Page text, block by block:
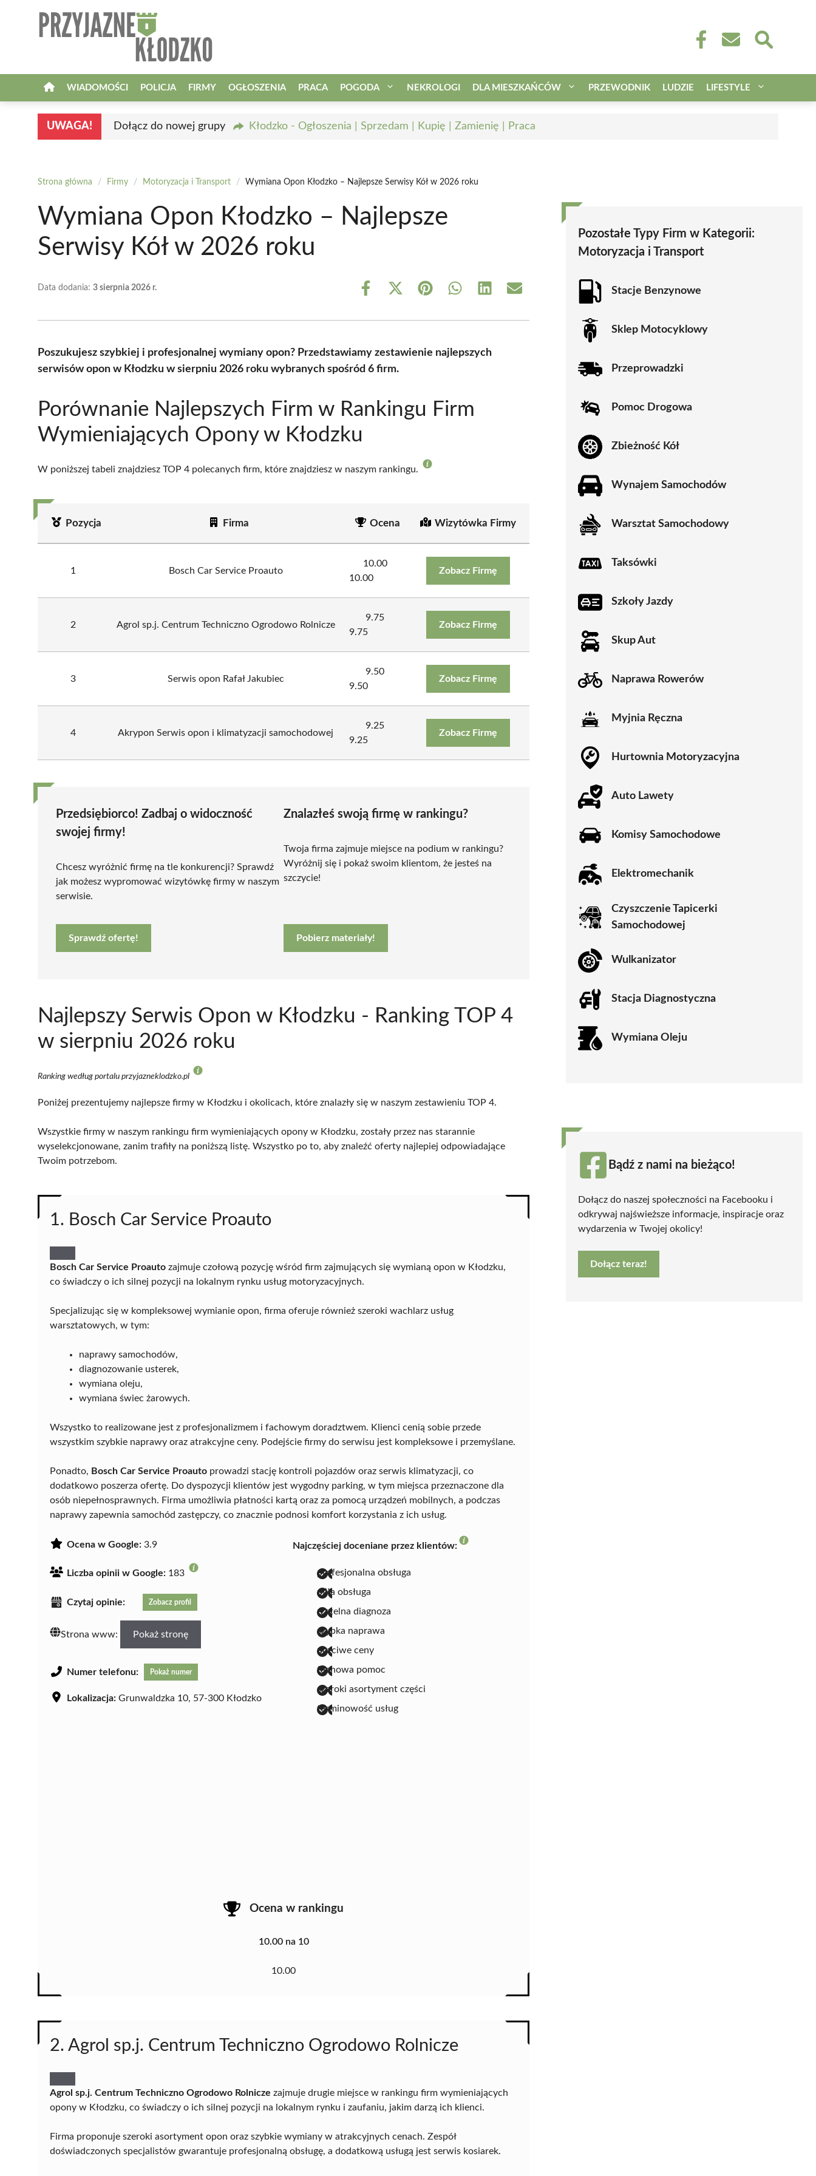
WIADOMOŚCI POLICJA FIRMY OGŁOSZENIA PRACA POGODA NEKROLOGI DLA MIESZKAŃCÓW PRZEWODNIK LUDZIE LIFESTYLE
UWAGA! Dołącz do nowej grupy Kłodzko - Ogłoszenia | Sprzedam | Kupię | Zamienię | Praca
Strona główna / Firmy / Motoryzacja i Transport / Wymiana Opon Kłodzko – Najlepsze Serwisy Kół w 2026 roku
Wymiana Opon Kłodzko – Najlepsze
Serwisy Kół w 2026 roku
Data dodania: 3 sierpnia 2026 r.
Share
Share
(Twitter)
Share Share Share Share
Poszukujesz szybkiej i profesjonalnej wymiany opon? Przedstawiamy zestawienie najlepszych
serwisów opon w Kłodzku w sierpniu 2026 roku wybranych spośród 6 firm.
Porównanie Najlepszych Firm w Rankingu Firm
Wymieniających Opony w Kłodzku
W poniższej tabeli znajdziesz TOP 4 polecanych firm, które znajdziesz w naszym rankingu.
Pozycja Firma Ocena Wizytówka Firmy
1 Bosch Car Service Proauto
10.00
10.00
Zobacz Firmę
2 Agrol sp.j. Centrum Techniczno Ogrodowo Rolnicze
9.75
9.75
Zobacz Firmę
3 Serwis opon Rafał Jakubiec
9.50
9.50
Zobacz Firmę
4 Akrypon Serwis opon i klimatyzacji samochodowej
9.25
9.25
Zobacz Firmę
Przedsiębiorco! Zadbaj o widoczność
swojej firmy!
Chcesz wyróżnić firmę na tle konkurencji? Sprawdź
jak możesz wypromować wizytówkę firmy w naszym
serwisie.
Sprawdź ofertę!
Znalazłeś swoją firmę w rankingu?
Twoja firma zajmuje miejsce na podium w rankingu?
Wyróżnij się i pokaż swoim klientom, że jesteś na
szczycie!
Pobierz materiały!
Najlepszy Serwis Opon w Kłodzku - Ranking TOP 4
w sierpniu 2026 roku
Ranking według portalu przyjazneklodzko.pl
Poniżej prezentujemy najlepsze firmy w Kłodzku i okolicach, które znalazły się w naszym zestawieniu TOP 4.
Wszystkie firmy w naszym rankingu firm wymieniających opony w Kłodzku, zostały przez nas starannie
wyselekcjonowane, zanim trafiły na poniższą listę. Wszystko po to, aby znaleźć oferty najlepiej odpowiadające
Twoim potrzebom.
1. Bosch Car Service Proauto
Bosch Car Service Proauto zajmuje czołową pozycję wśród firm zajmujących się wymianą opon w Kłodzku,
co świadczy o ich silnej pozycji na lokalnym rynku usług motoryzacyjnych.
Specjalizując się w kompleksowej wymianie opon, firma oferuje również szeroki wachlarz usług
warsztatowych, w tym:
naprawy samochodów,
diagnozowanie usterek,
wymiana oleju,
wymiana świec żarowych.
Wszystko to realizowane jest z profesjonalizmem i fachowym doradztwem. Klienci cenią sobie przede
wszystkim szybkie naprawy oraz atrakcyjne ceny. Podejście firmy do serwisu jest kompleksowe i przemyślane.
Ponadto, Bosch Car Service Proauto prowadzi stację kontroli pojazdów oraz serwis klimatyzacji, co
dodatkowo poszerza ofertę. Do dyspozycji klientów jest wygodny parking, w tym miejsca przeznaczone dla
osób niepełnosprawnych. Firma umożliwia płatności kartą oraz za pomocą urządzeń mobilnych, a podczas
naprawy zapewnia samochód zastępczy, co znacznie podnosi komfort korzystania z ich usług.
Ocena w Google: 3.9
Liczba opinii w Google: 183
Czytaj opinie: Zobacz profil
Strona www: Pokaż stronę
Numer telefonu: Pokaż numer
Lokalizacja: Grunwaldzka 10, 57-300 Kłodzko
Najczęściej doceniane przez klientów:
profesjonalna obsługa
miła obsługa
rzetelna diagnoza
szybka naprawa
uczciwe ceny
fachowa pomoc
szeroki asortyment części
terminowość usług
Ocena w rankingu
10.00 na 10
10.00
2. Agrol sp.j. Centrum Techniczno Ogrodowo Rolnicze
Agrol sp.j. Centrum Techniczno Ogrodowo Rolnicze zajmuje drugie miejsce w rankingu firm wymieniających
opony w Kłodzku, co świadczy o ich silnej pozycji na lokalnym rynku i zaufaniu, jakim darzą ich klienci.
Firma proponuje szeroki asortyment opon oraz szybkie wymiany w atrakcyjnych cenach. Zespół
doświadczonych specjalistów gwarantuje profesjonalną obsługę, a dodatkową usługą jest serwis kosiarek.
Pozostałe Typy Firm w Kategorii:
Motoryzacja i Transport
Stacje Benzynowe
Sklep Motocyklowy
Przeprowadzki
Pomoc Drogowa
Zbieżność Kół
Wynajem Samochodów
Warsztat Samochodowy
Taksówki
Szkoły Jazdy
Skup Aut
Naprawa Rowerów
Myjnia Ręczna
Hurtownia Motoryzacyjna
Auto Lawety
Komisy Samochodowe
Elektromechanik
Czyszczenie Tapicerki
Samochodowej
Wulkanizator
Stacja Diagnostyczna
Wymiana Oleju
Bądź z nami na bieżąco!
Dołącz do naszej społeczności na Facebooku i
odkrywaj najświeższe informacje, inspiracje oraz
wydarzenia w Twojej okolicy!
Dołącz teraz!